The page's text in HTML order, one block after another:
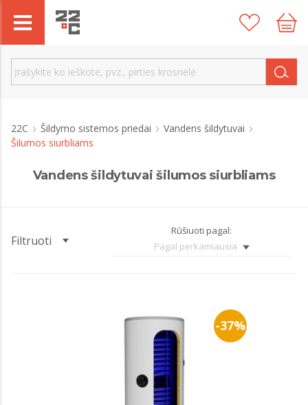
22C Šildymo sistemos priedai
Vandens šildytuvai
Šilumos siurbliams
Vandens šildytuvai šilumos siurbliams
Filtruoti
Rūšiuoti pagal:
Pagal perkamiausia
-37%